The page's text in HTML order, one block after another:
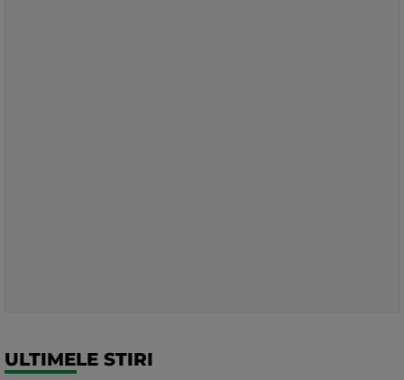
ULTIMELE STIRI